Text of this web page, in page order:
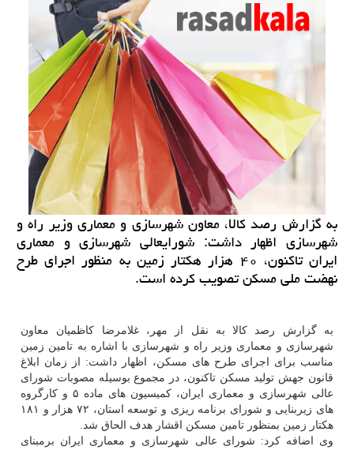
به گزارش رصد کالا، معاون شهرسازی و معماری وزیر راه و
شهرسازی اظهار داشت: شورایعالی شهرسازی و معماری
ایران تاکنون، ۴۰ هزار هکتار زمین به منظور اجرای طرح
نهضت ملی مسکن تصویب کرده است.
به گزارش رصد کالا به نقل از مهر، غلامرضا کاظمیان معاون
شهرسازی و معماری وزیر راه و شهرسازی با اشاره به تامین زمین
مناسب برای اجرای طرح های مسکن، اظهار داشت: از زمان ابلاغ
قانون جهش تولید مسکن تاکنون، در مجموع بوسیله مصوبات شورای
عالی شهرسازی و معماری ایران، کمیسیون های ماده ۵ و کارگروه
های زیربنایی و شورای برنامه ریزی و توسعه استان، ۷۲ هزار و ۱۸۱
هکتار زمین بمنظور تامین مسکن اقشار هدف الحاق شد.
وی اضافه کرد: شورای عالی شهرسازی و معماری ایران برمبنای